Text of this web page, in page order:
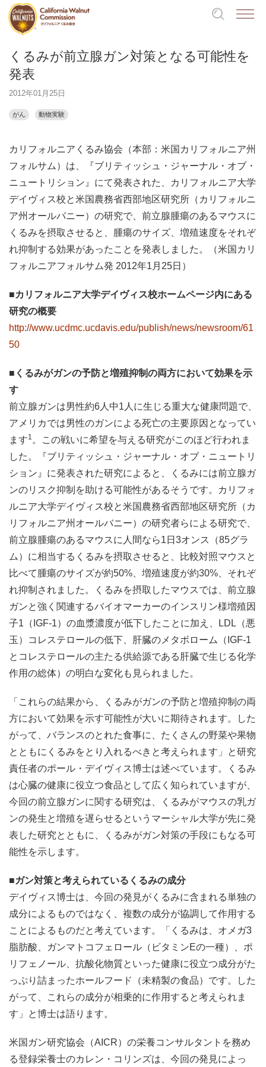
くるみが前立腺ガン対策となる可能性を
発表
2012年01月25日
がん 動物実験
カリフォルニアくるみ協会（本部：米国カリフォルニア州
フォルサム）は、『ブリティッシュ・ジャーナル・オブ・
ニュートリション』にて発表された、カリフォルニア大学
デイヴィス校と米国農務省西部地区研究所（カリフォルニ
ア州オールバニー）の研究で、前立腺腫瘍のあるマウスに
くるみを摂取させると、腫瘍のサイズ、増殖速度をそれぞ
れ抑制する効果があったことを発表しました。（米国カリ
フォルニアフォルサム発 2012年1月25日）
■カリフォルニア大学デイヴィス校ホームページ内にある
研究の概要
http://www.ucdmc.ucdavis.edu/publish/news/newsroom/61
50
■くるみがガンの予防と増殖抑制の両方において効果を示
す
前立腺ガンは男性約6人中1人に生じる重大な健康問題で、
アメリカでは男性のガンによる死亡の主要原因となってい
ます1 。この戦いに希望を与える研究がこのほど行われま
した。『ブリティッシュ・ジャーナル・オブ・ニュートリ
ション』に発表された研究によると、くるみには前立腺ガ
ンのリスク抑制を助ける可能性があるそうです。カリフォ
ルニア大学デイヴィス校と米国農務省西部地区研究所（カ
リフォルニア州オールバニー）の研究者らによる研究で、
前立腺腫瘍のあるマウスに人間なら1日3オンス（85グラ
ム）に相当するくるみを摂取させると、比較対照マウスと
比べて腫瘍のサイズが約50%、増殖速度が約30%、それぞ
れ抑制されました。くるみを摂取したマウスでは、前立腺
ガンと強く関連するバイオマーカーのインスリン様増殖因
子1（IGF-1）の血漿濃度が低下したことに加え、LDL（悪
玉）コレステロールの低下、肝臓のメタボローム（IGF-1
とコレステロールの主たる供給源である肝臓で生じる化学
作用の総体）の明白な変化も見られました。
「これらの結果から、くるみがガンの予防と増殖抑制の両
方において効果を示す可能性が大いに期待されます。した
がって、バランスのとれた食事に、たくさんの野菜や果物
とともにくるみをとり入れるべきと考えられます」と研究
責任者のポール・デイヴィス博士は述べています。くるみ
は心臓の健康に役立つ食品として広く知られていますが、
今回の前立腺ガンに関する研究は、くるみがマウスの乳ガ
ンの発生と増殖を遅らせるというマーシャル大学が先に発
表した研究とともに、くるみがガン対策の手段にもなる可
能性を示します。
■ガン対策と考えられているくるみの成分
デイヴィス博士は、今回の発見がくるみに含まれる単独の
成分によるものではなく、複数の成分が協調して作用する
ことによるものだと考えています。「くるみは、オメガ3
脂肪酸、ガンマトコフェロール（ビタミンEの一種）、ポ
リフェノール、抗酸化物質といった健康に役立つ成分がた
っぷり詰まったホールフード（未精製の食品）です。した
がって、これらの成分が相乗的に作用すると考えられま
す」と博士は語ります。
米国ガン研究協会（AICR）の栄養コンサルタントを務め
る登録栄養士のカレン・コリンズは、今回の発見によっ